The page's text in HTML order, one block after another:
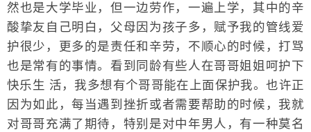
然也是大学毕业，但一边劳作，一遍上学，其中的辛
酸挚友自己明白，父母因为孩子多，赋予我的管线爱
护很少，更多的是责任和辛劳，不顺心的时候，打骂
也是常有的事情。看到同龄有些人在哥哥姐姐呵护下
快乐生 活，我多想有个哥哥能在上面保护我。也许正
因为如此，每当遇到挫折或者需要帮助的时候，我就
对哥哥充满了期待，特别是对中年男人，有一种莫名